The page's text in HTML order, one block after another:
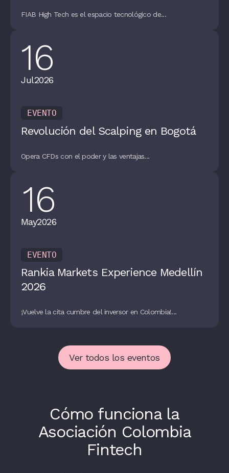
FIAB High Tech es el espacio tecnológico de...
16
Jul2026
EVENTO
Revolución del Scalping en Bogotá
Opera CFDs con el poder y las ventajas...
16
May2026
EVENTO
Rankia Markets Experience Medellín
2026
¡Vuelve la cita cumbre del inversor en Colombia!...
Ver todos los eventos
Cómo funciona la
Asociación Colombia
Fintech